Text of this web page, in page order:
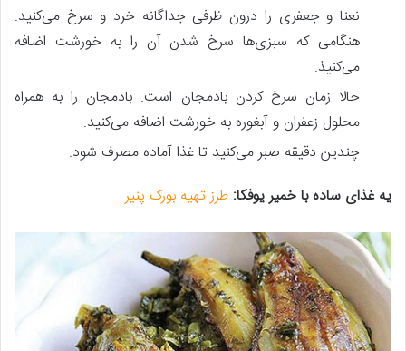
نعنا و جعفری را درون ظرفی جداگانه خرد و سرخ می‌کنید.
هنگامی که سبزی‌ها سرخ شدن آن را به خورشت اضافه
می‌کنیذ.
حالا زمان سرخ کردن بادمجان است. بادمجان را به همراه
محلول زعفران و آبغوره به خورشت اضافه می‌کنید.
چندین دقیقه صبر می‌کنید تا غذا آماده مصرف شود.
یه غذای ساده با خمیر یوفکا: طرز تهیه بورک پنیر